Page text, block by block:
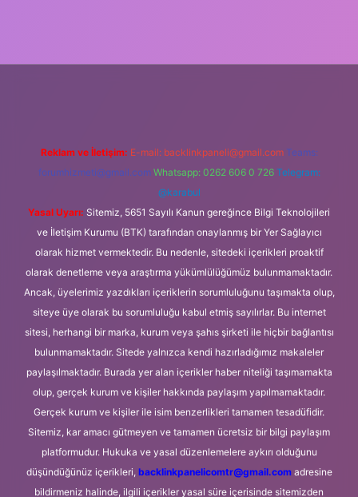
Reklam ve İletişim: E-mail: backlinkpaneli@gmail.com Teams:
forumhizmeti@gmail.com Whatsapp: 0262 606 0 726 Telegram:
@karabul
Yasal Uyarı: Sitemiz, 5651 Sayılı Kanun gereğince Bilgi Teknolojileri
ve İletişim Kurumu (BTK) tarafından onaylanmış bir Yer Sağlayıcı
olarak hizmet vermektedir. Bu nedenle, sitedeki içerikleri proaktif
olarak denetleme veya araştırma yükümlülüğümüz bulunmamaktadır.
Ancak, üyelerimiz yazdıkları içeriklerin sorumluluğunu taşımakta olup,
siteye üye olarak bu sorumluluğu kabul etmiş sayılırlar. Bu internet
sitesi, herhangi bir marka, kurum veya şahıs şirketi ile hiçbir bağlantısı
bulunmamaktadır. Sitede yalnızca kendi hazırladığımız makaleler
paylaşılmaktadır. Burada yer alan içerikler haber niteliği taşımamakta
olup, gerçek kurum ve kişiler hakkında paylaşım yapılmamaktadır.
Gerçek kurum ve kişiler ile isim benzerlikleri tamamen tesadüfidir.
Sitemiz, kar amacı gütmeyen ve tamamen ücretsiz bir bilgi paylaşım
platformudur. Hukuka ve yasal düzenlemelere aykırı olduğunu
düşündüğünüz içerikleri, backlinkpanelicomtr@gmail.comadresine
bildirmeniz halinde, ilgili içerikler yasal süre içerisinde sitemizden